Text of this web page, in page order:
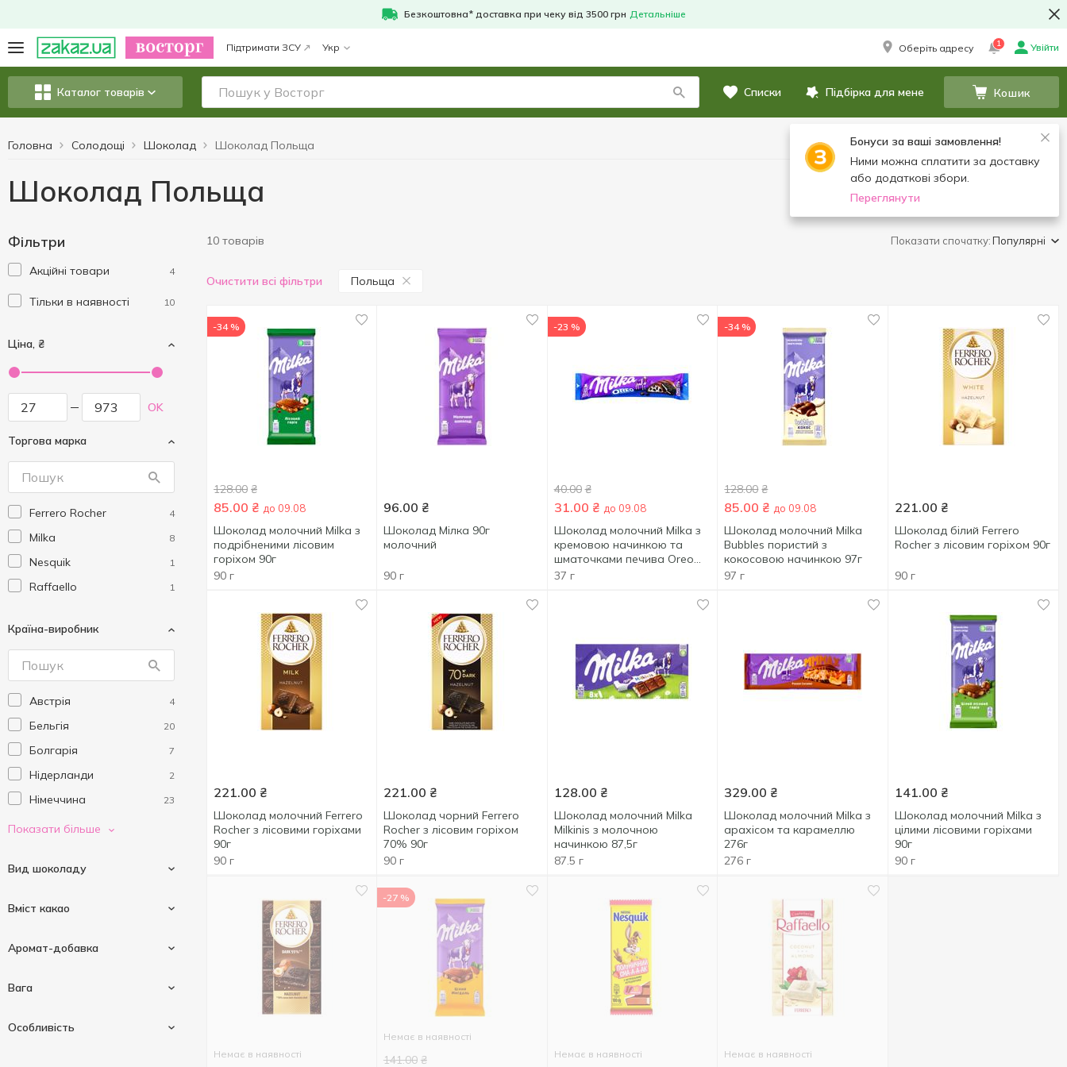
Безкоштовна* доставка при чеку від 3500 грн Детальніше
Підтримати ЗСУ Укр Оберіть адресу 1 Увійти
Каталог товарів Списки Підбірка для мене Кошик
Бонуси за ваші замовлення!
Ними можна сплатити за доставку
або додаткові збори.
Переглянути
Головна Солодощі Шоколад Шоколад Польща
Шоколад Польща
Фільтри
Акційні товари 4
Тільки в наявності 10
Ціна, ₴
OK
Торгова марка
Ferrero Rocher 4
Milka 8
Nesquik 1
Raffaello 1
Країна-виробник
Австрія 4
Бельгія 20
Болгарія 7
Нідерланди 2
Німеччина 23
Польща
Угорщина 1
Швейцарія 16
Італія
Показати більше
Вид шоколаду
Пористий 1
Вміст какао
70 % 1
Аромат-добавка
Арахіс
Вага
Особливість
10 товарів Показати спочатку:Популярні
Очистити всі фільтри Польща
-34 %
128.00 ₴
85.00 ₴ до 09.08
Шоколад молочний Milka з
подрібненими лісовим
горіхом 90г
90 г
96.00 ₴
Шоколад Мілка 90г
молочний
90 г
-23 %
40.00 ₴
31.00 ₴ до 09.08
Шоколад молочний Milka з
кремовою начинкою та
шматочками печива Oreo
37г
37 г
-34 %
128.00 ₴
85.00 ₴ до 09.08
Шоколад молочний Milka
Bubbles пористий з
кокосовою начинкою 97г
97 г
221.00 ₴
Шоколад білий Ferrero
Rocher з лісовим горіхом 90г
90 г
221.00 ₴
Шоколад молочний Ferrero
Rocher з лісовими горіхами
90г
90 г
221.00 ₴
Шоколад чорний Ferrero
Rocher з лісовим горіхом
70% 90г
90 г
128.00 ₴
Шоколад молочний Milka
Milkinis з молочною
начинкою 87,5г
87.5 г
329.00 ₴
Шоколад молочний Milka з
арахісом та карамеллю
276г
276 г
141.00 ₴
Шоколад молочний Milka з
цілими лісовими горіхами
90г
90 г
Немає в наявності
-27 %
Немає в наявності
141.00 ₴ Немає в наявності Немає в наявності